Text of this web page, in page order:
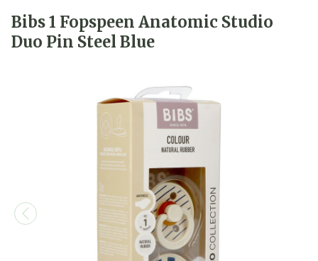
Bibs 1 Fopspeen Anatomic Studio
Duo Pin Steel Blue